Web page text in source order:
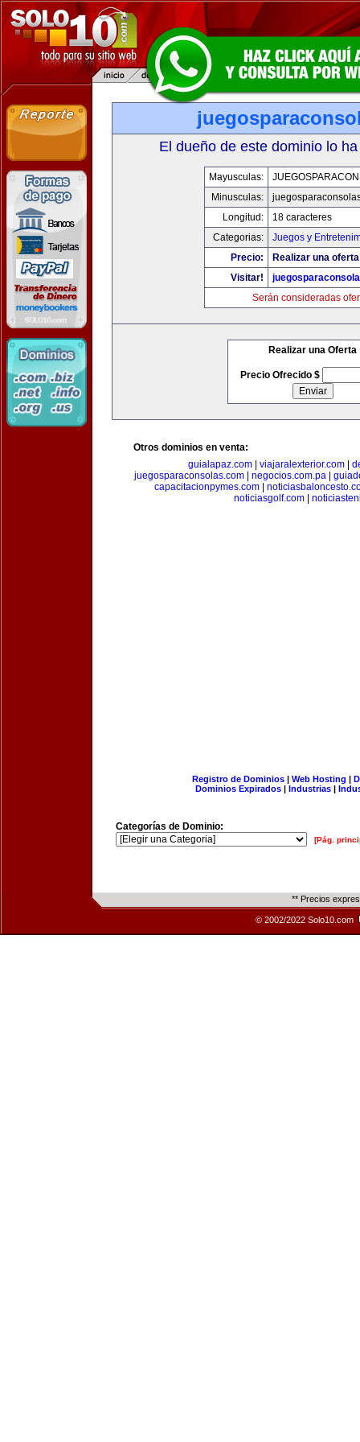
El dueño de este dominio lo
Mayusculas:
Minusculas:
Longitud:
18 caracteres
Categorias:
Juegos y
Precio:
Realizar una
Visitar!
Serán consideradas
Realizar una Oferta
Precio Ofrecido $
Otros dominios en venta:
guialapaz.com
viajaralexterior.com
juegosparaconsolas.com| negocios.com.pa|
capacitacionpymes.com|
noticiasgolf.com|
Registro de Dominios| Web Hosting |
Dominios Expirados | Industrias |
Categorías de Dominio:
[Pág.
** Precios
© 2002/2022 Solo10.com